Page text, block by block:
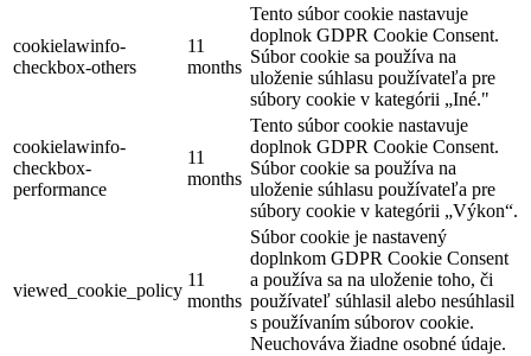
cookielawinfo-
checkbox-others
11
months
Tento súbor cookie nastavuje
doplnok GDPR Cookie Consent.
Súbor cookie sa používa na
uloženie súhlasu používateľa pre
súbory cookie v kategórii „Iné."
cookielawinfo-
checkbox-
performance
11
months
Tento súbor cookie nastavuje
doplnok GDPR Cookie Consent.
Súbor cookie sa používa na
uloženie súhlasu používateľa pre
súbory cookie v kategórii „Výkon“.
viewed_cookie_policy
11
months
Súbor cookie je nastavený
doplnkom GDPR Cookie Consent
a používa sa na uloženie toho, či
používateľ súhlasil alebo nesúhlasil
s používaním súborov cookie.
Neuchováva žiadne osobné údaje.